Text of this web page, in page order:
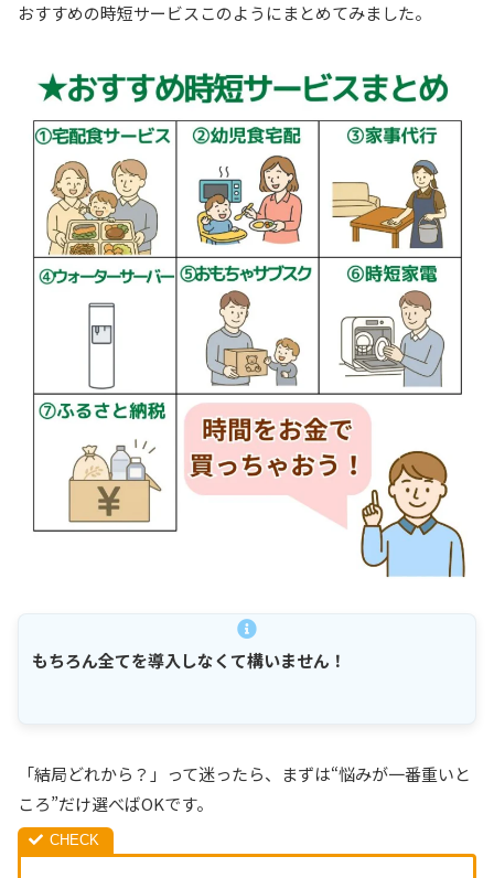
おすすめの時短サービスこのようにまとめてみました。
もちろん全てを導入しなくて構いません！
「結局どれから？」って迷ったら、まずは“悩みが一番重いと
ころ”だけ選べばOKです。